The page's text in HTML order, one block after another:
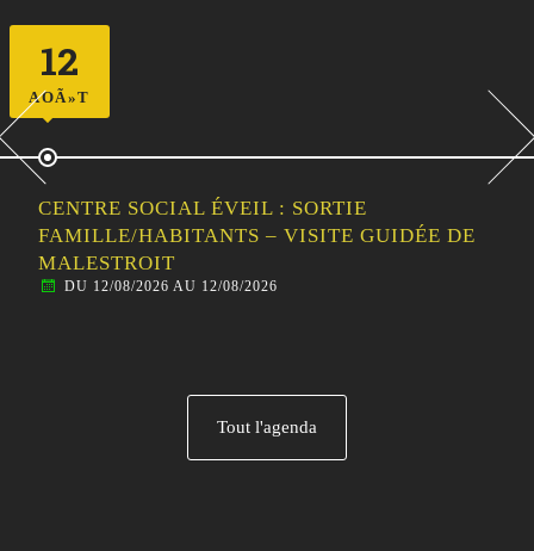
12
AOÃ»T
CENTRE SOCIAL ÉVEIL : SORTIE
FAMILLE/HABITANTS – VISITE GUIDÉE DE
MALESTROIT
DU 12/08/2026 AU 12/08/2026
Tout l'agenda